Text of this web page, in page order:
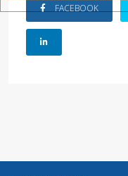
FACEBOOK